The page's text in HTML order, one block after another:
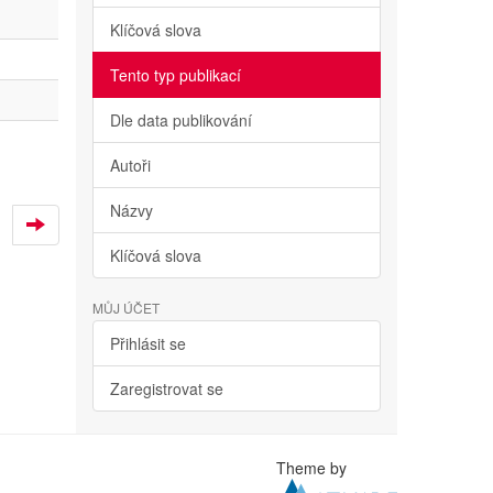
Klíčová slova
Tento typ publikací
Dle data publikování
Autoři
Názvy
Klíčová slova
MŮJ ÚČET
Přihlásit se
Zaregistrovat se
Theme by